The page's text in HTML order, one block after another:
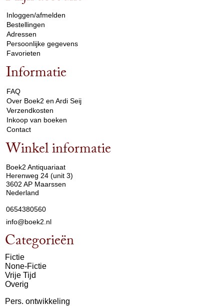
Inloggen/afmelden
Bestellingen
Adressen
Persoonlijke gegevens
Favorieten
Informatie
FAQ
Over Boek2 en Ardi Seij
Verzendkosten
Inkoop van boeken
Contact
Winkel informatie
Boek2 Antiquariaat
Herenweg 24 (unit 3)
3602 AP Maarssen
Nederland
0654380560
info@boek2.nl
Categorieën
Fictie
None-Fictie
Vrije Tijd
Overig
Pers. ontwikkeling